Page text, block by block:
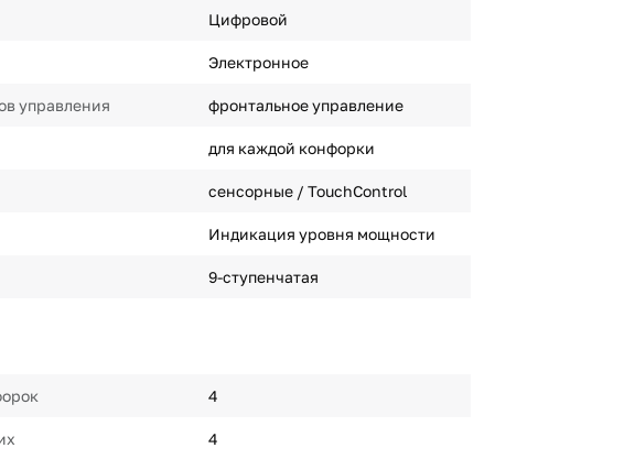
Цифровой
Электронное
управления фронтальное управление
для каждой конфорки
сенсорные / TouchControl
Индикация уровня мощности
9-ступенчатая
4
4